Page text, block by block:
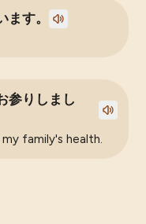
す。
参りしまし
family's health.